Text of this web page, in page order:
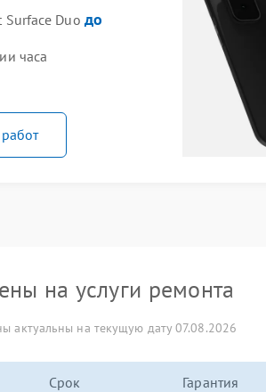
Duo до
часа
на услуги ремонта
актуальны на текущую дату 07.08.2026
Срок Гарантия